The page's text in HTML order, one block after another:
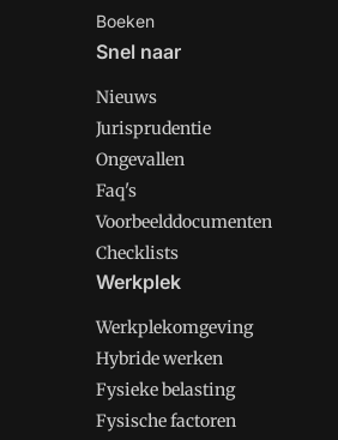
Boeken
Snel naar
Nieuws
Jurisprudentie
Ongevallen
Faq's
Voorbeelddocumenten
Checklists
Werkplek
Werkplekomgeving
Hybride werken
Fysieke belasting
Fysische factoren